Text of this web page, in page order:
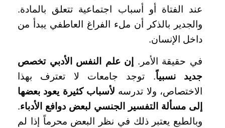
عند الفتاة أو أسباب اجتماعية تتعلق بالمادة.
والجدير بالذكر أن ملء الفراغ العاطفي يبدأ من
داخل الإنسان.
في حقيقة الأمر.
إن علم النفس الأدبي تخصص
جديد نسبياً. توجد جامعات لا تعترف بهذا
الاختصاص، ولا تدرسه لأسباب كثيرة يعود بعضها
إلى مسألة التفسير الجنسي لبعض دوافع الأدباء.
وبالطبع يعتبر ذلك في نظر البعض محرماً إذا لم